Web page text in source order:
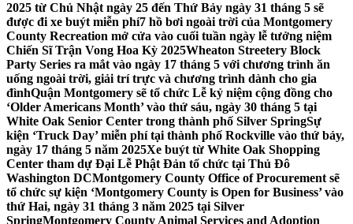
2025 từ Chủ Nhật ngày 25 đến Thứ Bảy ngày 31 tháng 5 sẽ
được đi xe buýt miễn phí7 hồ bơi ngoài trời của Montgomery
County Recreation mở cửa vào cuối tuần ngày lễ tưởng niệm
Chiến Sĩ Trận Vong Hoa Kỳ 2025Wheaton Streetery Block
Party Series ra mắt vào ngày 17 tháng 5 với chương trình ăn
uống ngoài trời, giải trí trực và chương trình dành cho gia
đìnhQuận Montgomery sẽ tổ chức Lễ kỷ niệm cộng đồng cho
‘Older Americans Month’ vào thứ sáu, ngày 30 tháng 5 tại
White Oak Senior Center trong thành phố Silver SpringSự
kiện ‘Truck Day’ miễn phí tại thành phố Rockville vào thứ bảy,
ngày 17 tháng 5 năm 2025Xe buýt từ White Oak Shopping
Center tham dự Đại Lễ Phật Đản tổ chức tại Thủ Đô
Washington DCMontgomery County Office of Procurement sẽ
tổ chức sự kiện ‘Montgomery County is Open for Business’ vào
thứ Hai, ngày 31 tháng 3 năm 2025 tại Silver
SpringMontgomery County Animal Services and Adoption